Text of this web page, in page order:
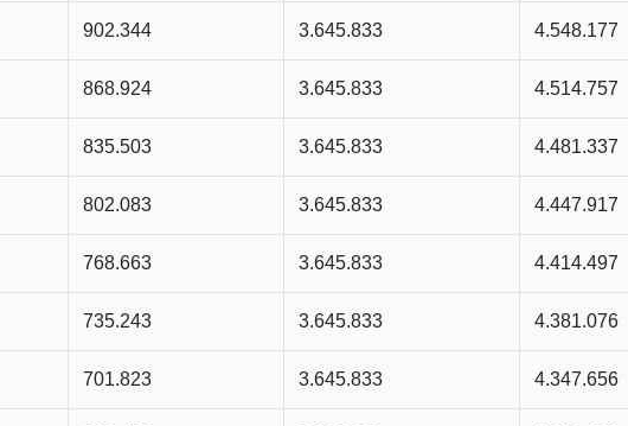
902.344 3.645.833 4.548.177
868.924 3.645.833 4.514.757
835.503 3.645.833 4.481.337
802.083 3.645.833 4.447.917
768.663 3.645.833 4.414.497
735.243 3.645.833 4.381.076
701.823 3.645.833 4.347.656